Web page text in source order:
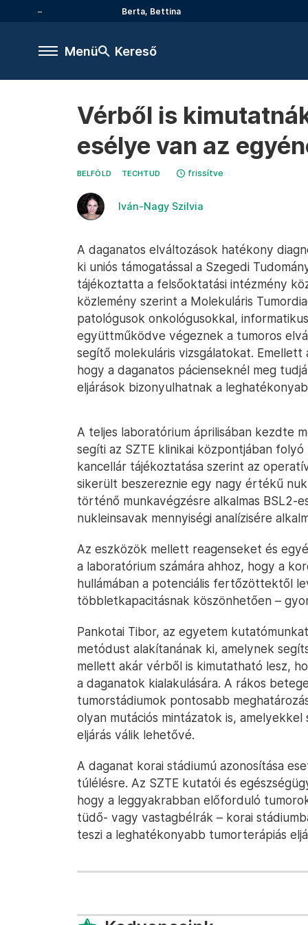
Berta, Bettina
Menü Kereső
Vérből is
esélye van az
BELFÖLD TECHTUD frissítve
Iván-Nagy Szilvia
A daganatos elváltozások hatékony
ki uniós támogatással a Szegedi
tájékoztatta a felsőoktatási intézmény
közlemény szerint a Molekuláris
patológusok onkológusokkal,
együttműködve végeznek a tumoros
segítő molekuláris vizsgálatokat.
hogy a daganatos pácienseknél meg
eljárások bizonyulhatnak a
A teljes laboratórium áprilisában kezdte
segíti az SZTE klinikai központjában
kancellár tájékoztatása szerint az
sikerült beszereznie egy nagy értékű
történő munkavégzésre alkalmas BSL2-
nukleinsavak mennyiségi analízisére
Az eszközök mellett reagenseket és
a laboratórium számára ahhoz, hogy a
hullámában a potenciális fertőzöttektől
többletkapacitásnak köszönhetően –
Pankotai Tibor, az egyetem
metódust alakítanának ki, amelynek
mellett akár vérből is kimutatható lesz,
a daganatok kialakulására. A rákos
tumorstádiumok pontosabb
olyan mutációs mintázatok is,
eljárás válik lehetővé.
A daganat korai stádiumú azonosítása
túlélésre. Az SZTE kutatói és
hogy a leggyakrabban előforduló
tüdő- vagy vastagbélrák – korai
teszi a leghatékonyabb tumorterápiás